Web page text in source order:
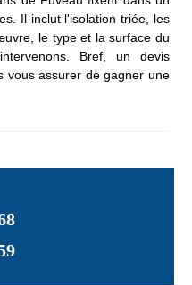
Il inclut l'isolation triée, les
le type et la surface du
Bref, un devis
vous assurer de gagner une